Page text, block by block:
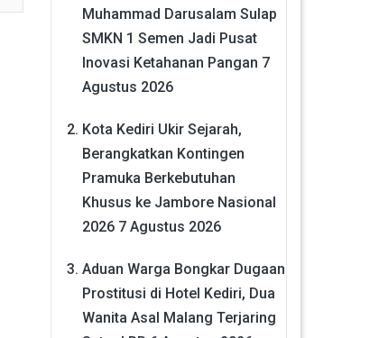
Muhammad Darusalam Sulap
SMKN 1 Semen Jadi Pusat
Inovasi Ketahanan Pangan 7
Agustus 2026
Kota Kediri Ukir Sejarah,
Berangkatkan Kontingen
Pramuka Berkebutuhan
Khusus ke Jambore Nasional
2026 7 Agustus 2026
Aduan Warga Bongkar Dugaan
Prostitusi di Hotel Kediri, Dua
Wanita Asal Malang Terjaring